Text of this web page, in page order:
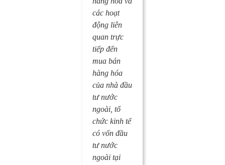
các hoạt
động liên
quan trực
tiếp đến
mua bán
hàng hóa
của nhà đầu
tư nước
ngoài, tổ
chức kinh tế
có vốn đầu
tư nước
ngoài tại